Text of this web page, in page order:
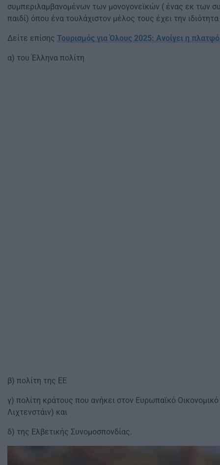
συμπεριλαμβανομένων των μονογονεϊκών ( ένας εκ των
παιδί) όπου ένα τουλάχιστον μέλος τους έχει την ιδιότητα
Δείτε επίσης Τουρισμός για Όλους 2025: Ανοίγει η
α) του Έλληνα πολίτη
β) πολίτη της ΕΕ
γ) πολίτη κράτους που ανήκει στον Ευρωπαϊκό
Λιχτενστάιν) και
δ) της Ελβετικής Συνομοσπονδίας.